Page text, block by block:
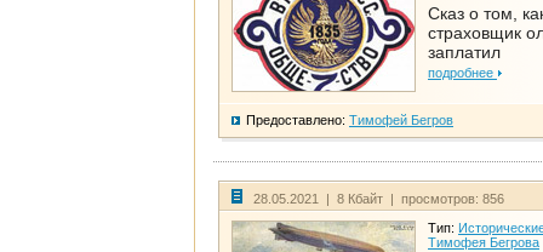
Сказ о том,
страховщик
заплатил
подробнее
Предоставлено: Тимофей Бегров
28.05.2021 | 8 Кбайт | просмотров: 856
Тип:
Тимофея Бегрова